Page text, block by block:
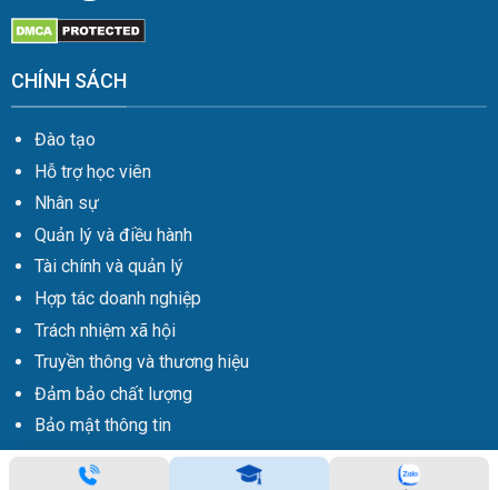
CHÍNH SÁCH
Đào tạo
Hỗ trợ học viên
Nhân sự
Quản lý và điều hành
Tài chính và quản lý
Hợp tác doanh nghiệp
Trách nhiệm xã hội
Truyền thông và thương hiệu
Đảm bảo chất lượng
Bảo mật thông tin